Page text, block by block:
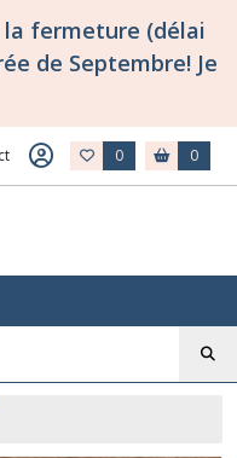
la fermeture (délai
de Septembre! Je
0 0